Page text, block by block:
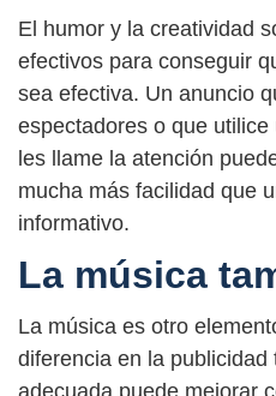
El humor y la creatividad
efectivos para conseguir
sea efectiva. Un anuncio
espectadores o que
les llame la atención
mucha más facilidad que
informativo.
La música
La música es otro
diferencia en la
adecuada puede mejorar